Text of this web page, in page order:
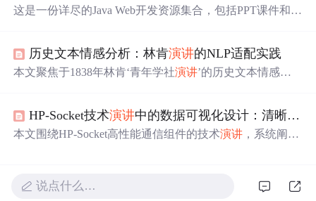
情绪的方法。活动邀请读者分享创业、
演讲或工作经历的
这是一份详尽的Java Web开发资源集合，包括PPT课件和项
过这些资料，读者可以深入理解Web应用的运行原理，掌
握HTML、HTTP协议，学习使用Java技术进行Web开发，
历史文本情感分析：林肯演讲的NLP适配实践
本文聚焦于1838年林肯‘青年学社演讲’的历史文本情感分
感锚定（构建LincolnSentimentDict专属词典）、句法结构
加权（定制spaCy解析器）、段落级情感流建模（LSTM建
HP-Socket技术演讲中的数据可视化设计：清晰与说服力
本文围绕HP-Socket高性能通信组件的技术演讲 ，系统阐述
化四大实战技巧。强调通过科学可视化提升技术传播的清
晰度与说服力，所有图表资源均来自项目
目录，服务
说点什么…